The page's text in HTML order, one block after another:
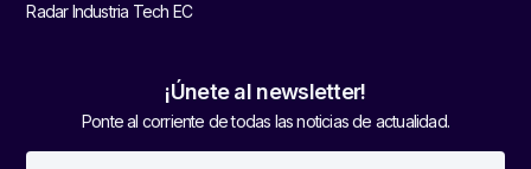
Radar Industria Tech EC
¡Únete al newsletter!
Ponte al corriente de todas las noticias de actualidad.